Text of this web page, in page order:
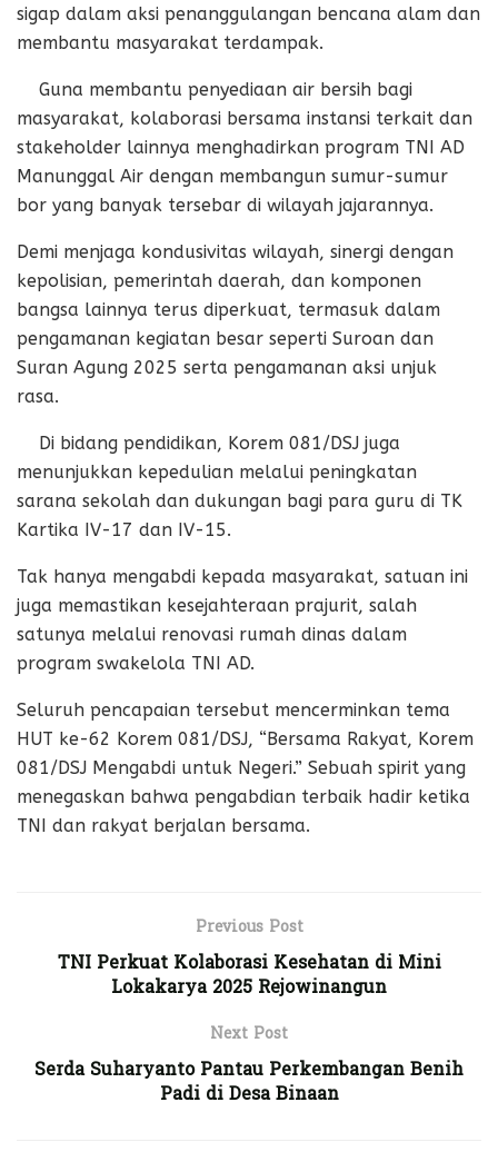
sigap dalam aksi penanggulangan bencana alam dan
membantu masyarakat terdampak.
Guna membantu penyediaan air bersih bagi
masyarakat, kolaborasi bersama instansi terkait dan
stakeholder lainnya menghadirkan program TNI AD
Manunggal Air dengan membangun sumur-sumur
bor yang banyak tersebar di wilayah jajarannya.
Demi menjaga kondusivitas wilayah, sinergi dengan
kepolisian, pemerintah daerah, dan komponen
bangsa lainnya terus diperkuat, termasuk dalam
pengamanan kegiatan besar seperti Suroan dan
Suran Agung 2025 serta pengamanan aksi unjuk
rasa.
Di bidang pendidikan, Korem 081/DSJ juga
menunjukkan kepedulian melalui peningkatan
sarana sekolah dan dukungan bagi para guru di TK
Kartika IV-17 dan IV-15.
Tak hanya mengabdi kepada masyarakat, satuan ini
juga memastikan kesejahteraan prajurit, salah
satunya melalui renovasi rumah dinas dalam
program swakelola TNI AD.
Seluruh pencapaian tersebut mencerminkan tema
HUT ke-62 Korem 081/DSJ, “Bersama Rakyat, Korem
081/DSJ Mengabdi untuk Negeri.” Sebuah spirit yang
menegaskan bahwa pengabdian terbaik hadir ketika
TNI dan rakyat berjalan bersama.
Previous Post
TNI Perkuat Kolaborasi Kesehatan di Mini
Lokakarya 2025 Rejowinangun
Next Post
Serda Suharyanto Pantau Perkembangan Benih
Padi di Desa Binaan